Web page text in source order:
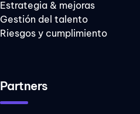
riesgos
indicadores
ágiles
Estrategia & mejoras
Gestión del talento
Riesgos y cumplimiento
Partners